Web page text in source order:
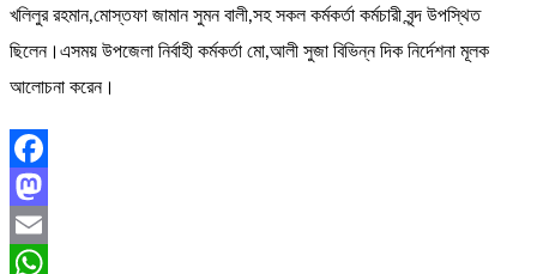
খলিলুর রহমান,মোস্তফা জামান সুমন বালী,সহ সকল কর্মকর্তা কর্মচারী বৃন্দ উপস্থিত
ছিলেন।এসময় উপজেলা নির্বাহী কর্মকর্তা মো,আলী সুজা বিভিন্ন দিক নির্দেশনা মূলক
আলোচনা করেন।
Facebook
Mastodon
Email